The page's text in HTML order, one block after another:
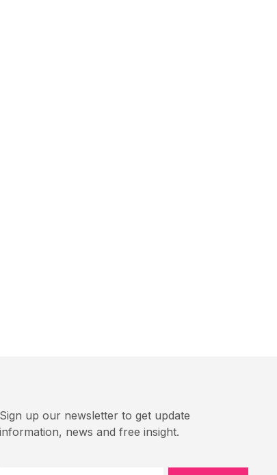
Sign up our newsletter to get update
information, news and free insight.